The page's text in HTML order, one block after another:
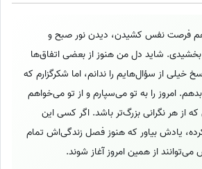
هم فرصت نفس کشیدن، دیدن نور صبح و
بخشیدی. شاید دل من هنوز از بعضی اتفاق‌ها
خیلی از سؤال‌هایم را ندانم، اما شکرگزارم که
امروز را به تو می‌سپارم و از تو می‌خواهم
از هر نگرانی بزرگ‌تر باشد. اگر کسی این
کرده، یادش بیاور که هنوز فصل زندگی‌اش تمام
از همین امروز آغاز شوند.